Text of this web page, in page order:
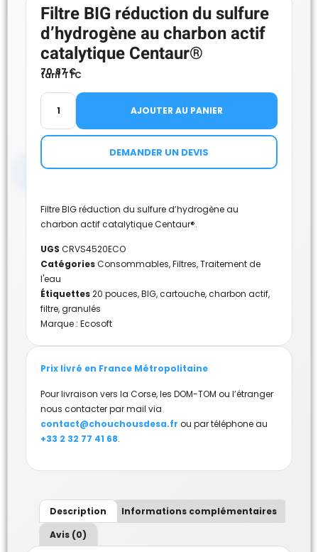
Filtre BIG réduction du sulfure
d’hydrogène au charbon actif
catalytique Centaur®
70.87€
tarif TTC
AJOUTER AU PANIER
DEMANDER UN DEVIS
Filtre BIG réduction du sulfure d’hydrogène au
charbon actif catalytique Centaur®.
UGS CRVS4520ECO
CatégoriesConsommables,Filtres,Traitement de
l'eau
Étiquettes20 pouces,BIG,cartouche,charbon actif,
filtre,granulés
Marque : Ecosoft
Prix livré en France Métropolitaine
Pour livraison vers la Corse, les DOM-TOM ou l’étranger
nous contacter par mail via
contact@chouchousdesa.fr ou par téléphone au
+33 2 32 77 41 68.
Description
Informations complémentaires
Avis (0)